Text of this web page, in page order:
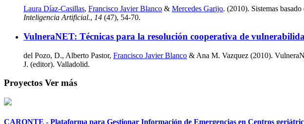
Laura Díaz-Casillas, Francisco Javier Blanco & Mercedes Garijo. (2010). Sistemas
Inteligencia Artificial., 14 (47), 54-70.
VulneraNET: Técnicas para la resolución cooperativa de
del Pozo, D., Alberto Pastor, Francisco Javier Blanco & Ana M. Vazquez (2010).
J. (editor). Valladolid.
Proyectos Ver más
CARONTE - Plataforma para Gestionar Información de Emergencias en Centros